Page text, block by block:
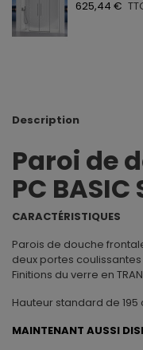
625,44 €
Description
Paroi de
PC BASIC
CARACTÉRISTIQUES
Parois de douche
deux portes
Finitions du verre en
Hauteur standard de 195
MAINTENANT AUSSI